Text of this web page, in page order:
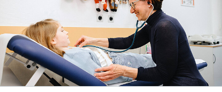
Startseite
Kliniken & Einrichtungen